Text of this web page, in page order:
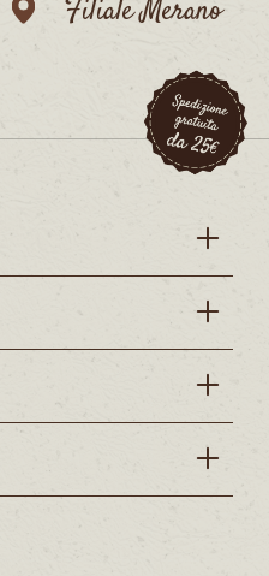
Filiale Merano